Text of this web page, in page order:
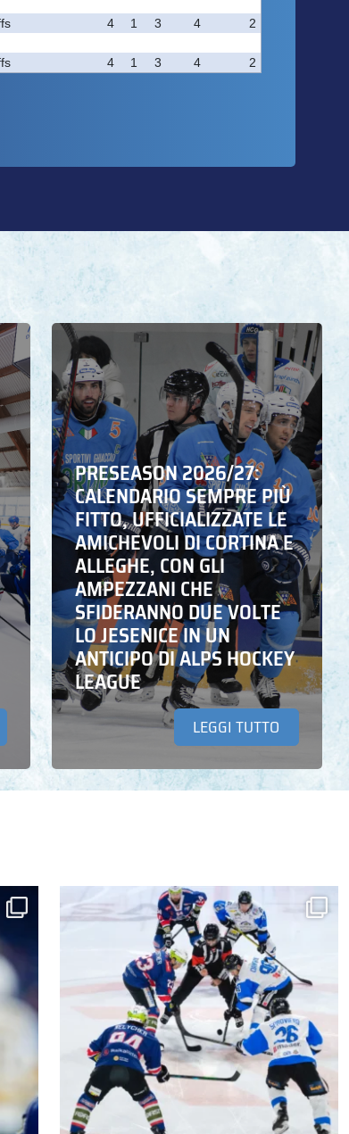
PRESEASON 2026/27:
CALENDARIO SEMPRE PIÙ
FITTO, UFFICIALIZZATE LE
AMICHEVOLI DI CORTINA E
ALLEGHE, CON GLI
AMPEZZANI CHE
SFIDERANNO DUE VOLTE
LO JESENICE IN UN
ANTICIPO DI ALPS HOCKEY
LEAGUE
LEGGI TUTTO